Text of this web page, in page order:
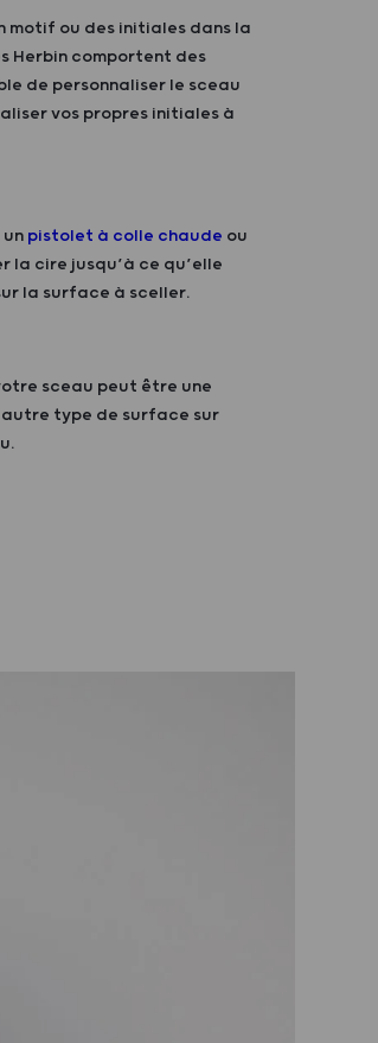
motif ou des initiales dans la
Herbin comportent des
de personnaliser le sceau
vos propres initiales à
pistolet à colle chaude ou
cire jusqu’à ce qu’elle
la surface à sceller.
sceau peut être une
type de surface sur